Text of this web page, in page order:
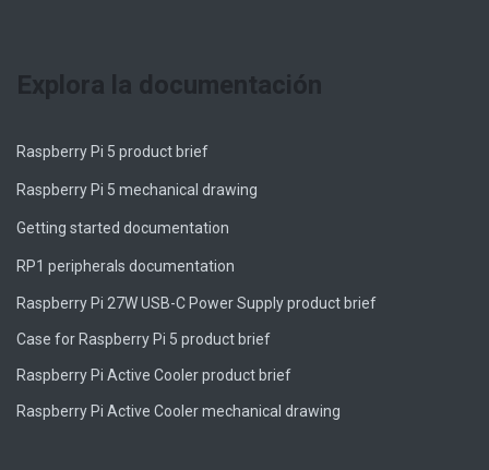
Explora la documentación
Raspberry Pi 5 product brief
Raspberry Pi 5 mechanical drawing
Getting started documentation
RP1 peripherals documentation
Raspberry Pi 27W USB-C Power Supply product brief
Case for Raspberry Pi 5 product brief
Raspberry Pi Active Cooler product brief
Raspberry Pi Active Cooler mechanical drawing